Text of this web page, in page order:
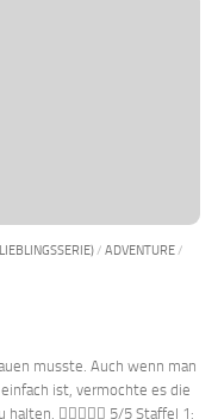
/ ADVENTURE/
musste. Auch wenn man
ist, vermochte es die
halten.  5/5 Staffel 1: